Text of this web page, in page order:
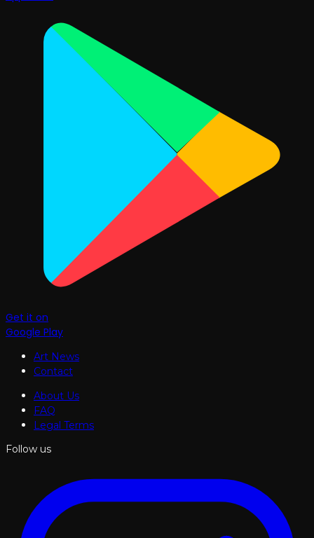
Get it on
Google Play
Art News
Contact
About Us
FAQ
Legal Terms
Follow us